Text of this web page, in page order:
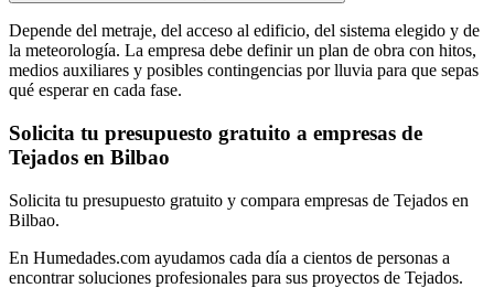
Depende del metraje, del acceso al edificio, del sistema elegido y de
la meteorología. La empresa debe definir un plan de obra con hitos,
medios auxiliares y posibles contingencias por lluvia para que sepas
qué esperar en cada fase.
Solicita tu presupuesto gratuito a empresas de
Tejados en Bilbao
Solicita tu presupuesto gratuito y compara empresas de Tejados en
Bilbao.
En Humedades.com ayudamos cada día a cientos de personas a
encontrar soluciones profesionales para sus proyectos de Tejados.